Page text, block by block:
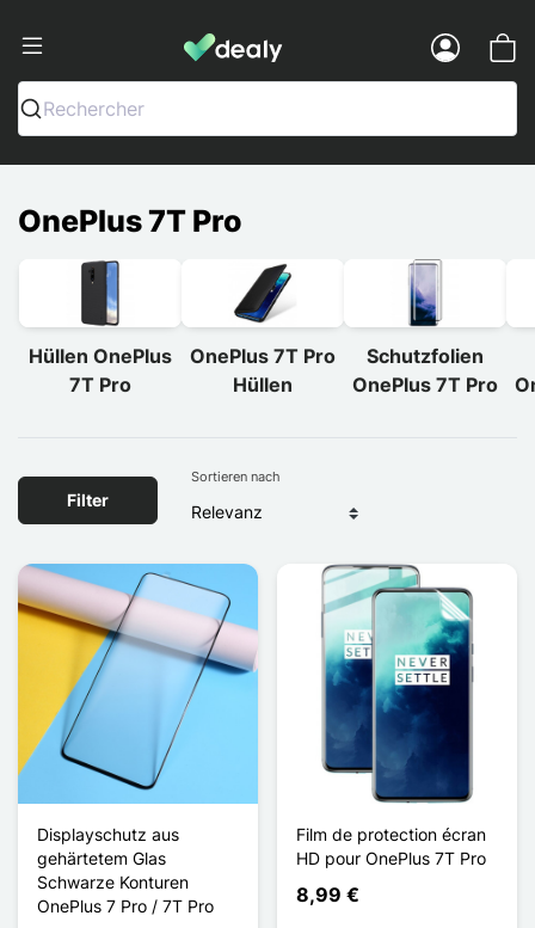
Dealy - Hüllen und Zubehör für
Rechercher
OnePlus 7T Pro
Hüllen OnePlus
7T Pro
OnePlus 7T Pro
Hüllen
Schutzfolien
OnePlus 7T Pro
Filter
Sortieren nach
Displayschutz aus
gehärtetem Glas
Schwarze Konturen
OnePlus 7 Pro / 7T Pro
Film de protection écran
HD pour OnePlus 7T Pro
8,99 €